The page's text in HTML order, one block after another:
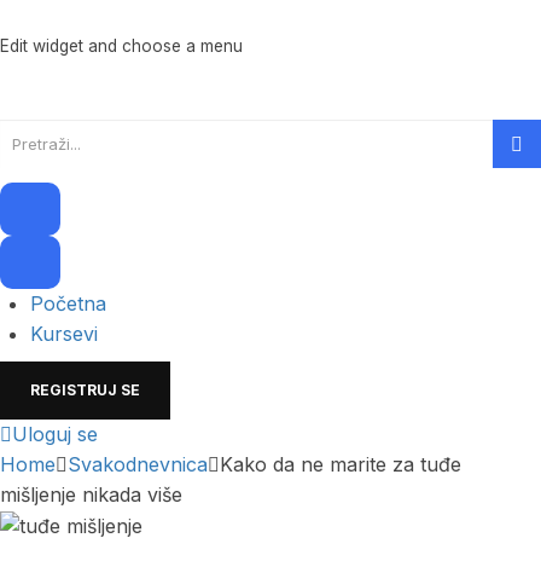
Edit widget and choose a menu
Početna
Kursevi
REGISTRUJ SE
Uloguj se
Home Svakodnevnica Kako da ne marite za tuđe
mišljenje nikada više